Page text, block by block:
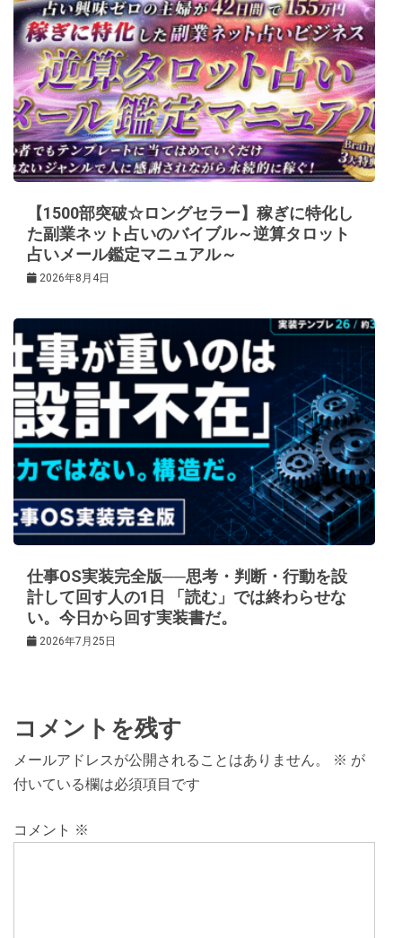
【1500部突破☆ロングセラー】稼ぎに特化し
た副業ネット占いのバイブル～逆算タロット
占いメール鑑定マニュアル～
2026年8月4日
仕事OS実装完全版──思考・判断・行動を設
計して回す人の1日 「読む」では終わらせな
い。今日から回す実装書だ。
2026年7月25日
コメントを残す
メールアドレスが公開されることはありません。 ※ が
付いている欄は必須項目です
コメント ※